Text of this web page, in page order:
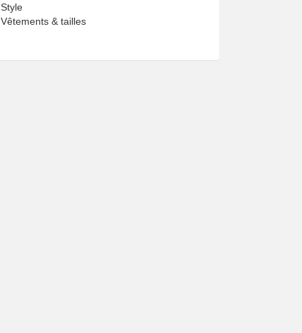
Style
Vêtements & tailles